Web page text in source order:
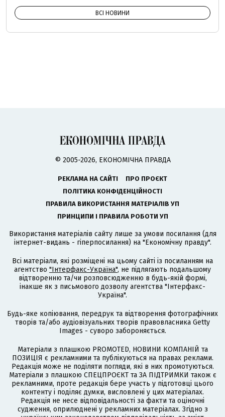
ВСІ НОВИНИ
© 2005-2026, ЕКОНОМІЧНА ПРАВДА
РЕКЛАМА НА САЙТІ
ПРО ПРОЄКТ
ПОЛІТИКА КОНФІДЕНЦІЙНОСТІ
ПРАВИЛА ВИКОРИСТАННЯ МАТЕРІАЛІВ УП
ПРИНЦИПИ І ПРАВИЛА РОБОТИ УП
Використання матеріалів сайту лише за умови посилання (для
інтернет-видань - гіперпосилання) на "Економічну правду".
Всі матеріали, які розміщені на цьому сайті із посиланням на
агентство "Інтерфакс-Україна", не підлягають подальшому
відтворенню та/чи розповсюдженню в будь-якій формі,
інакше як з письмового дозволу агентства "Інтерфакс-
Україна".
Будь-яке копіювання, передрук та відтворення фотографічних
творів та/або аудіовізуальних творів правовласника Getty
Images - суворо забороняється.
Матеріали з плашкою PROMOTED, НОВИНИ КОМПАНІЙ та
ПОЗИЦІЯ є рекламними та публікуються на правах реклами.
Редакція може не поділяти погляди, які в них промотуються.
Матеріали з плашкою СПЕЦПРОЄКТ та ЗА ПІДТРИМКИ також є
рекламними, проте редакція бере участь у підготовці цього
контенту і поділяє думки, висловлені у цих матеріалах.
Редакція не несе відповідальності за факти та оціночні
судження, оприлюднені у рекламних матеріалах. Згідно з